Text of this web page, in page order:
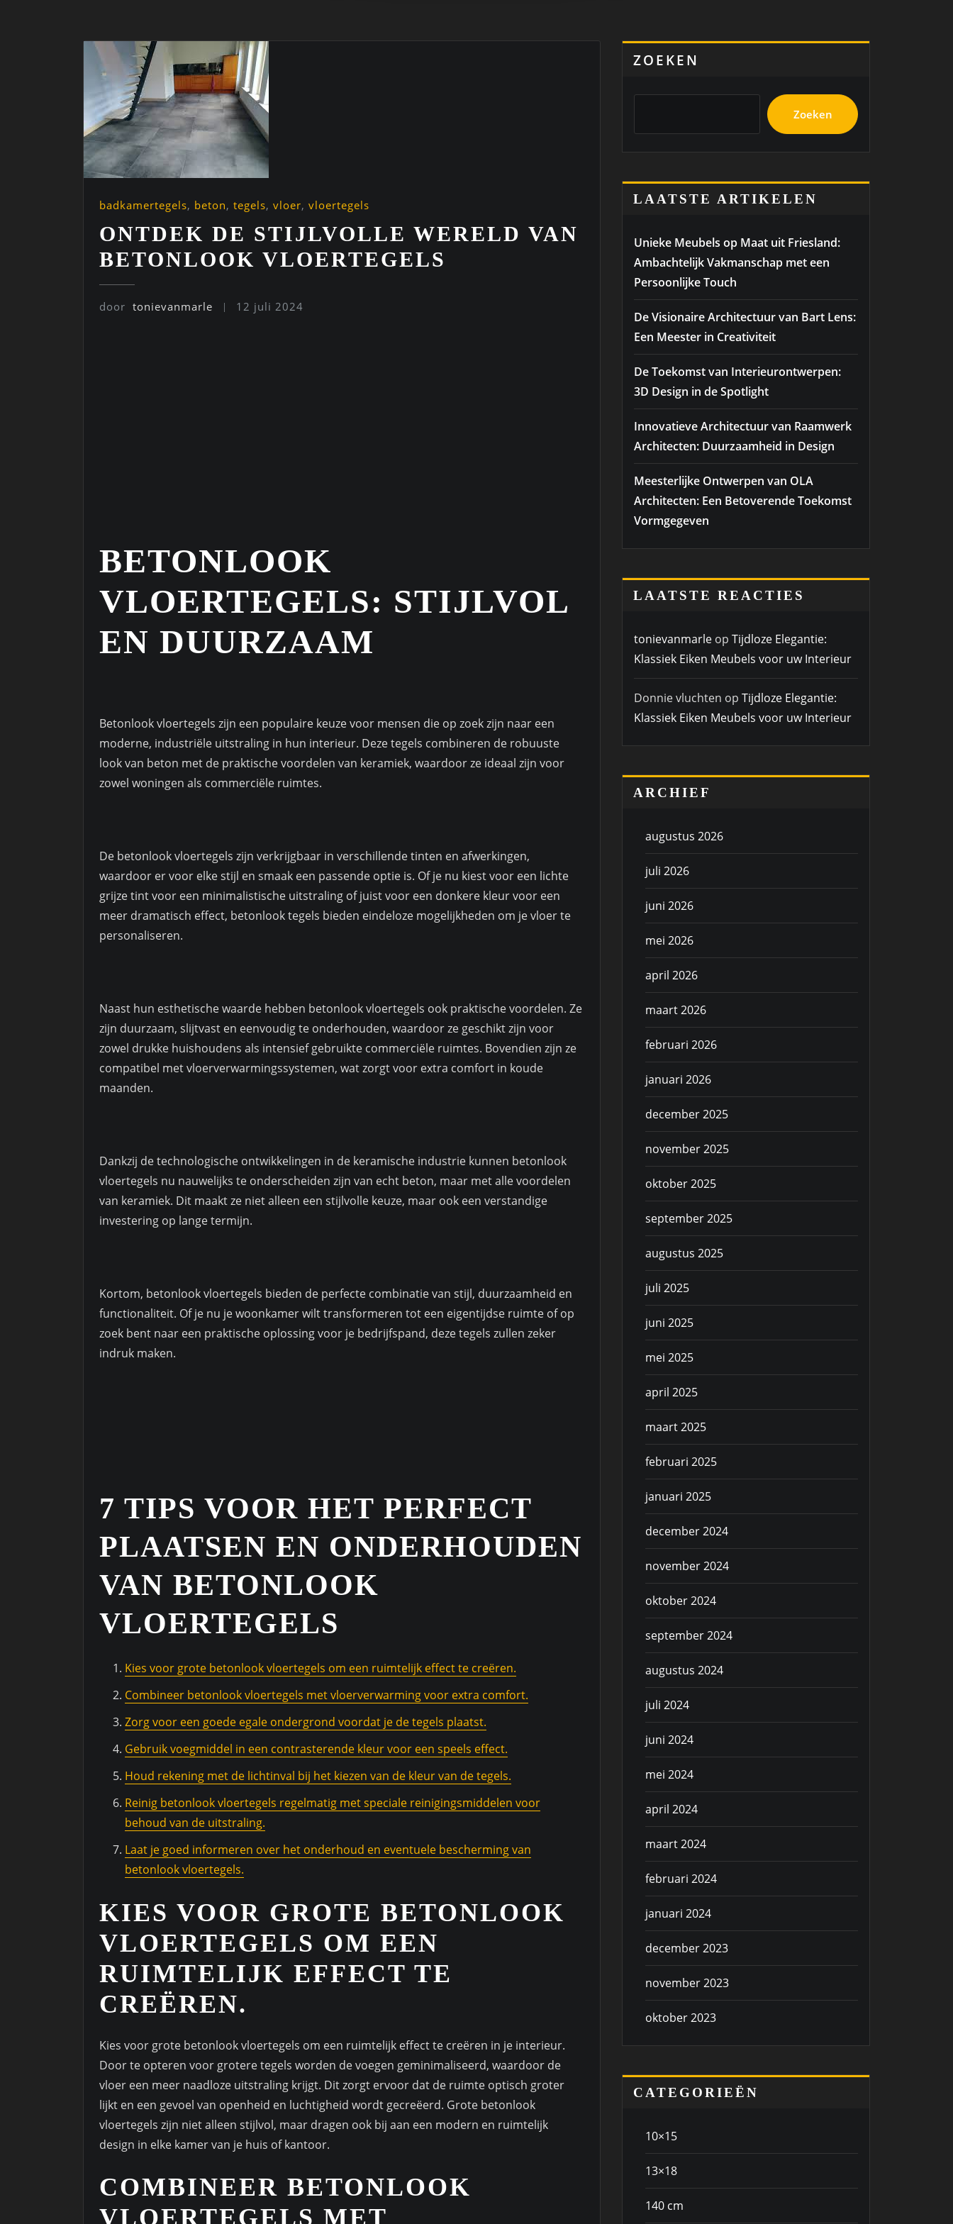
badkamertegels, beton, tegels, vloer, vloertegels
ONTDEK DE STIJLVOLLE WERELD VAN
BETONLOOK VLOERTEGELS
door tonievanmarle 12 juli 2024
BETONLOOK
VLOERTEGELS: STIJLVOL
EN DUURZAAM
Betonlook vloertegels zijn een populaire keuze voor mensen die op zoek zijn naar een
moderne, industriële uitstraling in hun interieur. Deze tegels combineren de robuuste
look van beton met de praktische voordelen van keramiek, waardoor ze ideaal zijn voor
zowel woningen als commerciële ruimtes.
De betonlook vloertegels zijn verkrijgbaar in verschillende tinten en afwerkingen,
waardoor er voor elke stijl en smaak een passende optie is. Of je nu kiest voor een lichte
grijze tint voor een minimalistische uitstraling of juist voor een donkere kleur voor een
meer dramatisch effect, betonlook tegels bieden eindeloze mogelijkheden om je vloer te
personaliseren.
Naast hun esthetische waarde hebben betonlook vloertegels ook praktische voordelen. Ze
zijn duurzaam, slijtvast en eenvoudig te onderhouden, waardoor ze geschikt zijn voor
zowel drukke huishoudens als intensief gebruikte commerciële ruimtes. Bovendien zijn ze
compatibel met vloerverwarmingssystemen, wat zorgt voor extra comfort in koude
maanden.
Dankzij de technologische ontwikkelingen in de keramische industrie kunnen betonlook
vloertegels nu nauwelijks te onderscheiden zijn van echt beton, maar met alle voordelen
van keramiek. Dit maakt ze niet alleen een stijlvolle keuze, maar ook een verstandige
investering op lange termijn.
Kortom, betonlook vloertegels bieden de perfecte combinatie van stijl, duurzaamheid en
functionaliteit. Of je nu je woonkamer wilt transformeren tot een eigentijdse ruimte of op
zoek bent naar een praktische oplossing voor je bedrijfspand, deze tegels zullen zeker
indruk maken.
7 TIPS VOOR HET PERFECT
PLAATSEN EN ONDERHOUDEN
VAN BETONLOOK
VLOERTEGELS
Kies voor grote betonlook vloertegels om een ruimtelijk effect te creëren.
Combineer betonlook vloertegels met vloerverwarming voor extra comfort.
Zorg voor een goede egale ondergrond voordat je de tegels plaatst.
Gebruik voegmiddel in een contrasterende kleur voor een speels effect.
Houd rekening met de lichtinval bij het kiezen van de kleur van de tegels.
Reinig betonlook vloertegels regelmatig met speciale reinigingsmiddelen voor
behoud van de uitstraling.
Laat je goed informeren over het onderhoud en eventuele bescherming van
betonlook vloertegels.
KIES VOOR GROTE BETONLOOK
VLOERTEGELS OM EEN
RUIMTELIJK EFFECT TE
CREËREN.
Kies voor grote betonlook vloertegels om een ruimtelijk effect te creëren in je interieur.
Door te opteren voor grotere tegels worden de voegen geminimaliseerd, waardoor de
vloer een meer naadloze uitstraling krijgt. Dit zorgt ervoor dat de ruimte optisch groter
lijkt en een gevoel van openheid en luchtigheid wordt gecreëerd. Grote betonlook
vloertegels zijn niet alleen stijlvol, maar dragen ook bij aan een modern en ruimtelijk
design in elke kamer van je huis of kantoor.
COMBINEER BETONLOOK
VLOERTEGELS MET
ZOEKEN
Zoeken
LAATSTE ARTIKELEN
Unieke Meubels op Maat uit Friesland:
Ambachtelijk Vakmanschap met een
Persoonlijke Touch
De Visionaire Architectuur van Bart Lens:
Een Meester in Creativiteit
De Toekomst van Interieurontwerpen:
3D Design in de Spotlight
Innovatieve Architectuur van Raamwerk
Architecten: Duurzaamheid in Design
Meesterlijke Ontwerpen van OLA
Architecten: Een Betoverende Toekomst
Vormgegeven
LAATSTE REACTIES
tonievanmarle op Tijdloze Elegantie:
Klassiek Eiken Meubels voor uw Interieur
Donnie vluchten op Tijdloze Elegantie:
Klassiek Eiken Meubels voor uw Interieur
ARCHIEF
augustus 2026
juli 2026
juni 2026
mei 2026
april 2026
maart 2026
februari 2026
januari 2026
december 2025
november 2025
oktober 2025
september 2025
augustus 2025
juli 2025
juni 2025
mei 2025
april 2025
maart 2025
februari 2025
januari 2025
december 2024
november 2024
oktober 2024
september 2024
augustus 2024
juli 2024
juni 2024
mei 2024
april 2024
maart 2024
februari 2024
januari 2024
december 2023
november 2023
oktober 2023
CATEGORIEËN
10×15
13×18
140 cm